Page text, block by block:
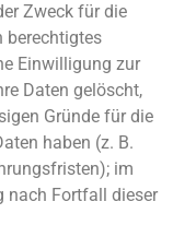
Zweck für die
berechtigtes
Einwilligung zur
Daten gelöscht,
Gründe für die
haben (z. B.
im
nach Fortfall dieser